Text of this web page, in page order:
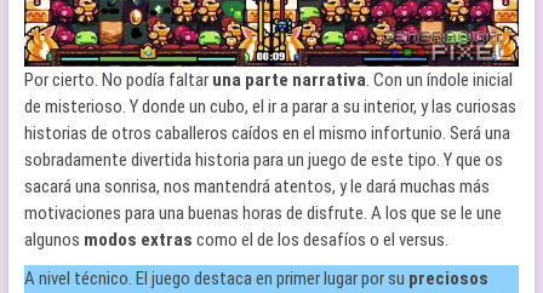
Por cierto. No podía faltar una parte narrativa. Con un índole inicial
de misterioso. Y donde un cubo, el ir a parar a su interior, y las curiosas
historias de otros caballeros caídos en el mismo infortunio. Será una
sobradamente divertida historia para un juego de este tipo. Y que os
sacará una sonrisa, nos mantendrá atentos, y le dará muchas más
motivaciones para una buenas horas de disfrute. A los que se le une
algunos modos extras como el de los desafíos o el versus.
A nivel técnico. El juego destaca en primer lugar por su preciosos